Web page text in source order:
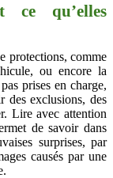
ce qu’elles
protections, comme
ou encore la
prises en charge,
des exclusions, des
Lire avec attention
de savoir dans
surprises, par
causés par une